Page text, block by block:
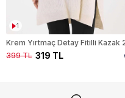
1
319 TL
399 TL